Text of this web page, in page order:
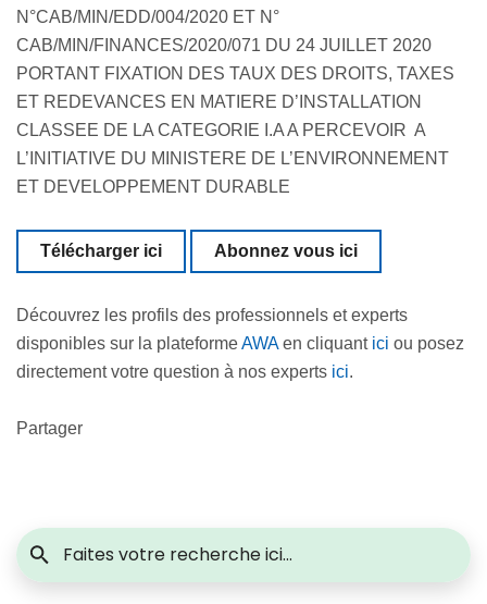
N°CAB/MIN/EDD/004/2020 ET N°
CAB/MIN/FINANCES/2020/071 DU 24 JUILLET 2020
PORTANT FIXATION DES TAUX DES DROITS, TAXES
ET REDEVANCES EN MATIERE D’INSTALLATION
CLASSEE DE LA CATEGORIE I.A A PERCEVOIR A
L’INITIATIVE DU MINISTERE DE L’ENVIRONNEMENT
ET DEVELOPPEMENT DURABLE
Télécharger ici Abonnez vous ici
Découvrez les profils des professionnels et experts
disponibles sur la plateformeAWAen cliquant ici ou posez
directement votre question à nos experts ici.
Partager